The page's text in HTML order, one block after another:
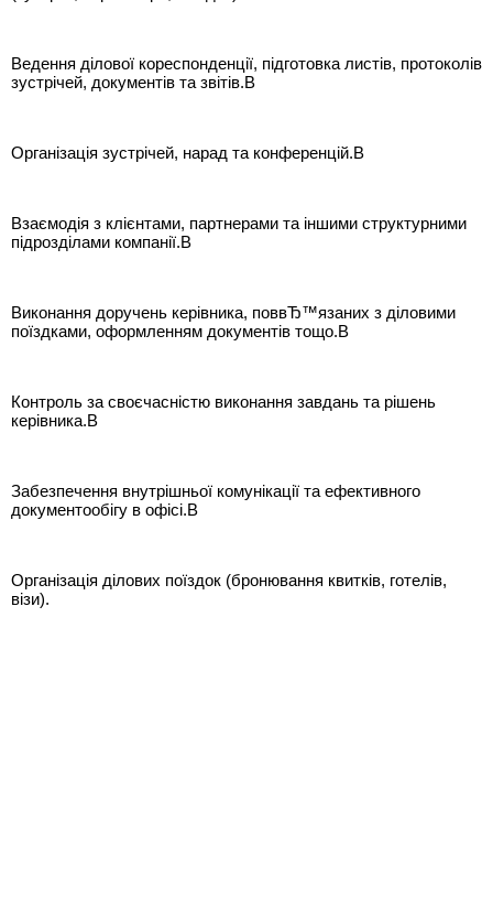
Ведення ділової кореспонденції, підготовка листів, протоколів
зустрічей, документів та звітів.В
Організація зустрічей, нарад та конференцій.В
Взаємодія з клієнтами, партнерами та іншими структурними
підрозділами компанії.В
Виконання доручень керівника, поввЂ™язаних з діловими
поїздками, оформленням документів тощо.В
Контроль за своєчасністю виконання завдань та рішень
керівника.В
Забезпечення внутрішньої комунікації та ефективного
документообігу в офісі.В
Організація ділових поїздок (бронювання квитків, готелів,
візи).